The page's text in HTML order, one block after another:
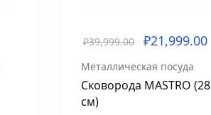
₽39,999.00 ₽21,999.00
Металлическая посуда
Сковорода MASTRO (28
см)